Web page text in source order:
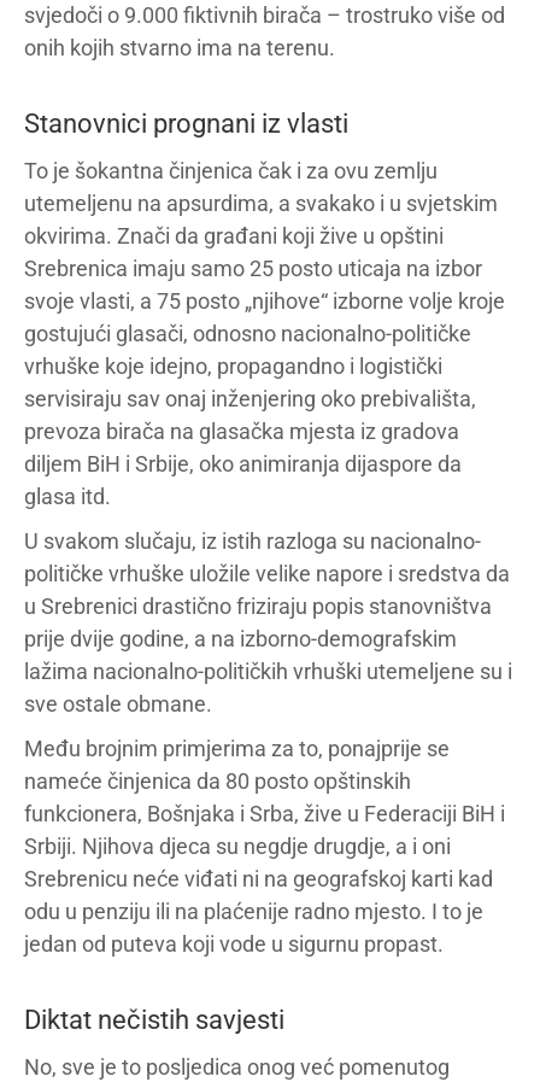
svjedoči o 9.000 fiktivnih birača – trostruko više od
onih kojih stvarno ima na terenu.
Stanovnici prognani iz vlasti
To je šokantna činjenica čak i za ovu zemlju
utemeljenu na apsurdima, a svakako i u svjetskim
okvirima. Znači da građani koji žive u opštini
Srebrenica imaju samo 25 posto uticaja na izbor
svoje vlasti, a 75 posto „njihove“ izborne volje kroje
gostujući glasači, odnosno nacionalno-političke
vrhuške koje idejno, propagandno i logistički
servisiraju sav onaj inženjering oko prebivališta,
prevoza birača na glasačka mjesta iz gradova
diljem BiH i Srbije, oko animiranja dijaspore da
glasa itd.
U svakom slučaju, iz istih razloga su nacionalno-
političke vrhuške uložile velike napore i sredstva da
u Srebrenici drastično friziraju popis stanovništva
prije dvije godine, a na izborno-demografskim
lažima nacionalno-političkih vrhuški utemeljene su i
sve ostale obmane.
Među brojnim primjerima za to, ponajprije se
nameće činjenica da 80 posto opštinskih
funkcionera, Bošnjaka i Srba, žive u Federaciji BiH i
Srbiji. Njihova djeca su negdje drugdje, a i oni
Srebrenicu neće viđati ni na geografskoj karti kad
odu u penziju ili na plaćenije radno mjesto. I to je
jedan od puteva koji vode u sigurnu propast.
Diktat nečistih savjesti
No, sve je to posljedica onog već pomenutog